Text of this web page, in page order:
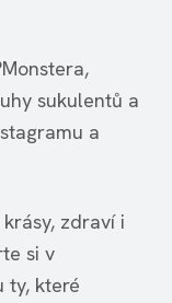
sukulentů a
a
zdraví i
si v
ty, které